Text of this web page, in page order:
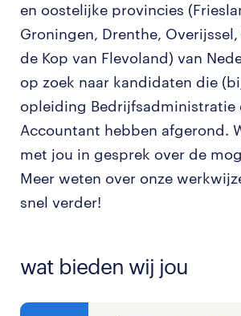
en oostelijke provincies
Groningen, Drenthe,
de Kop van Flevoland) van
op zoek naar kandidaten die
opleiding Bedrijfsadministratie
Accountant hebben afgerond.
met jou in gesprek over de
Meer weten over onze
snel verder!
wat bieden wij jou